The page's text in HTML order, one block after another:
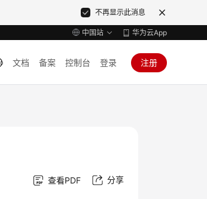
不再显示此消息
中国站 华为云App
文档 备案 控制台 登录 注册
查看PDF 分享